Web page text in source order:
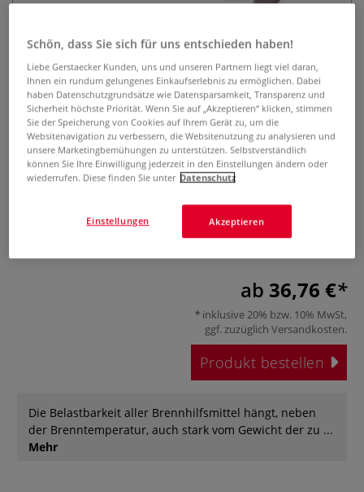
Pyrotec Kachelständer
Brennhilfsmittel
0 Bewertungen
Der Pyrotec Kachelständer ist eine ideale Brennhilfe aus
(belastungsabhängig). Überzeugt durch eine längere
Standzeit als herkömmliche Brennhilfen. Für 100 mm, 150
ab 36,76 €
inklusive 20% bzw. 10% MwSt,
ggf. zuzüglich Versandkosten.
Produkt bestellen
Die Belastbarkeit aller Brennhilfsmittel hängt, neben
der Brenntemperatur, auch stark vom Gewicht der zu ...
Mehr
Schön, dass Sie sich für uns entschieden haben!
Liebe Gerstaecker Kunden, uns und unseren Partnern liegt viel daran,
Ihnen ein rundum gelungenes Einkaufserlebnis zu ermöglichen. Dabei
haben Datenschutzgrundsätze wie Datensparsamkeit, Transparenz und
Sicherheit höchste Priorität. Wenn Sie auf „Akzeptieren“ klicken, stimmen
Sie der Speicherung von Cookies auf Ihrem Gerät zu, um die
Websitenavigation zu verbessern, die Websitenutzung zu analysieren und
unsere Marketingbemühungen zu unterstützen. Selbstverständlich
können Sie Ihre Einwilligung jederzeit in den Einstellungen ändern oder
wiederrufen. Diese finden Sie unter Datenschutz
Akzeptieren
Einstellungen